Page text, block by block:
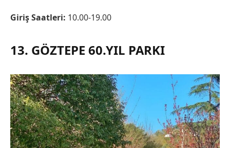
Giriş Saatleri: 10.00-19.00
13. GÖZTEPE 60.YIL PARKI